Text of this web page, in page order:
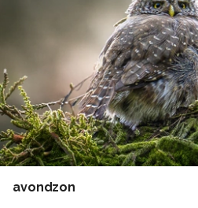
avondzon